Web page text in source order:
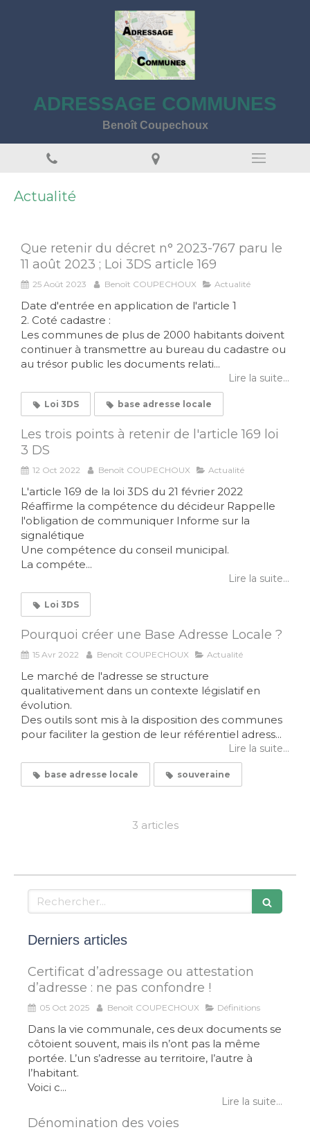
ADRESSAGE COMMUNES
Benoît Coupechoux
Actualité
Que retenir du décret n° 2023-767 paru le
11 août 2023 ; Loi 3DS article 169
25 Août 2023 Benoît COUPECHOUX Actualité
Date d'entrée en application de l'article 1
2. Coté cadastre :
Les communes de plus de 2000 habitants doivent
continuer à transmettre au bureau du cadastre ou
au trésor public les documents relati...
Lire la suite...
Loi 3DS base adresse locale
Les trois points à retenir de l'article 169 loi
3 DS
12 Oct 2022 Benoît COUPECHOUX Actualité
L'article 169 de la loi 3DS du 21 février 2022
Réaffirme la compétence du décideur Rappelle
l'obligation de communiquer Informe sur la
signalétique
Une compétence du conseil municipal.
La compéte...
Lire la suite...
Loi 3DS
Pourquoi créer une Base Adresse Locale ?
15 Avr 2022 Benoît COUPECHOUX Actualité
Le marché de l'adresse se structure
qualitativement dans un contexte législatif en
évolution.
Des outils sont mis à la disposition des communes
pour faciliter la gestion de leur référentiel adress...
Lire la suite...
base adresse locale souveraine
3 articles
Rechercher
Derniers articles
Certificat d’adressage ou attestation
d’adresse : ne pas confondre !
05 Oct 2025 Benoît COUPECHOUX Définitions
Dans la vie communale, ces deux documents se
côtoient souvent, mais ils n’ont pas la même
portée. L’un s’adresse au territoire, l’autre à
l’habitant.
Voici c...
Lire la suite...
Dénomination des voies